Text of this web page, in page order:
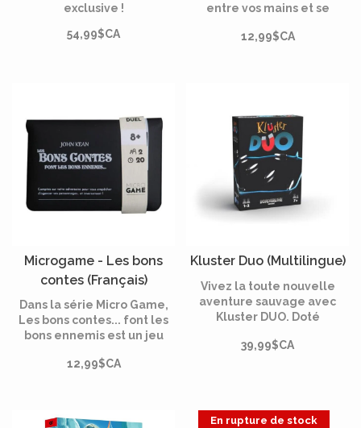
exclusive !
54,99$CA
entre vos mains et se
prouver leur puissance !
12,99$CA
Microgame - Les bons
contes (Français)
Dans la série Micro Game,
Les bons contes... font les
bons ennemis est un jeu
se joue en duel.
12,99$CA
Kluster Duo (Multilingue)
Vivez la toute nouvelle
aventure sauvage avec
Kluster DUO. Doté
grands et plus sensibles, il
plus épiques !
39,99$CA
En rupture de stock